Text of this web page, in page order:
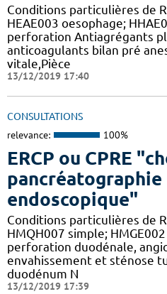
Conditions particulières de
HEAE003 oesophage;
perforation Antiagrégants
anticoagulants bilan pré
vitale,Pièce
13/12/2019 17:40
CONSULTATIONS
relevance: 100%
ERCP ou CPRE
endoscopique"
Conditions particulières de
HMQH007 simple;
perforation duodénale,
envahissement et sténose
duodénum N
13/12/2019 17:39